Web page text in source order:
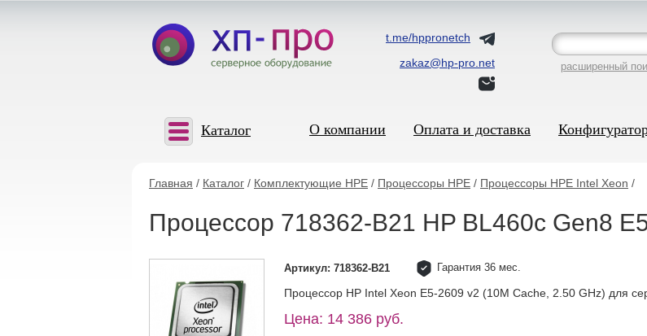
t.me/hppronetch
zakaz@hp-pro.net
расширенный
Каталог О компании Оплата и доставка
Главная / Каталог / Комплектующие HPE / Процессоры HPE / Процессоры HPE Intel Xeon /
Процессор 718362-B21 HP BL460c Gen8
Артикул: 718362-B21 Гарантия 36 мес.
Процессор HP Intel Xeon E5-2609 v2 (10M Cache, 2.50 GHz) для
Цена: 14 386 руб.